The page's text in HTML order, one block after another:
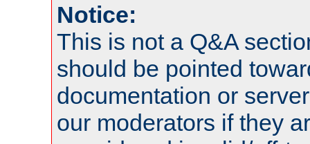
Notice:
This is not a Q&A
should be pointed
documentation or
our moderators if they